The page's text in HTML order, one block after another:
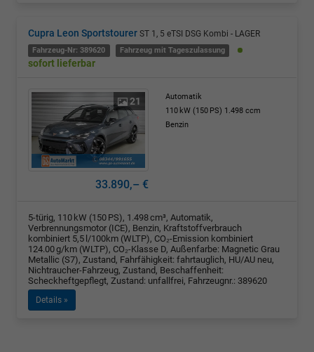
Cupra Leon Sportstourer ST 1, 5 eTSI DSG Kombi - LAGER
Fahrzeug-Nr: 389620 Fahrzeug mit Tageszulassung
sofort lieferbar
21
Automatik
110 kW (150 PS) 1.498 ccm
Benzin
33.890,– €
5-türig, 110 kW (150 PS), 1.498 cm³, Automatik,
Verbrennungsmotor (ICE), Benzin, Kraftstoffverbrauch
kombiniert 5,5 l/100km (WLTP), CO₂-Emission kombiniert
124.00 g/km (WLTP), CO₂-Klasse D, Außenfarbe: Magnetic Grau
Metallic (S7), Zustand, Fahrfähigkeit: fahrtauglich, HU/AU neu,
Nichtraucher-Fahrzeug, Zustand, Beschaffenheit:
Scheckheftgepflegt, Zustand: unfallfrei, Fahrzeugnr.: 389620
Details »